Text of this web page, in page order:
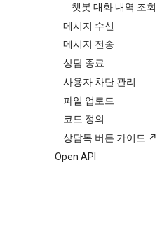
채팅 전송 파일
상담원 직접 배정
상담원 자동 배정
고객 정보 관리, 상담
회, 서비스/로그인 이
회
JWT(토큰) 발급
인증 결과 메시지
챗봇 대화 내역 조회
메시지 수신
수신 도메인 조회
수신 도메인 저장
사용자 메시지 수신
사용자 메타 정보 수신
세션 종료 정보 수신
메시지 전송
Plain 메시지 발송
Rich 메시지 발송
상담 종료
일반 종료
종료 후 봇 이벤트 실행
사용자 차단 관리
사용자 차단
사용자 차단 해제
파일 업로드
이미지 업로드
기타 파일 업로드
비즈니스폼 업로드
코드 정의
상담톡 버튼 가이드 ↗
Open API